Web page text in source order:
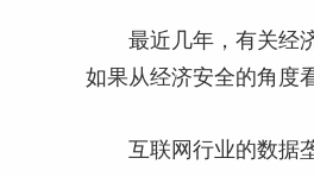
最近几年，有关经
如果从经济安全的角度
互联网行业的数据